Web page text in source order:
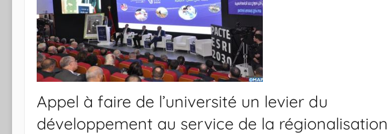
Appel à faire de l’université un levier du
développement au service de la régionalisation